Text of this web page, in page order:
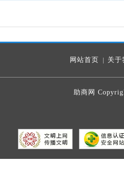
网站首页 关于
助商网